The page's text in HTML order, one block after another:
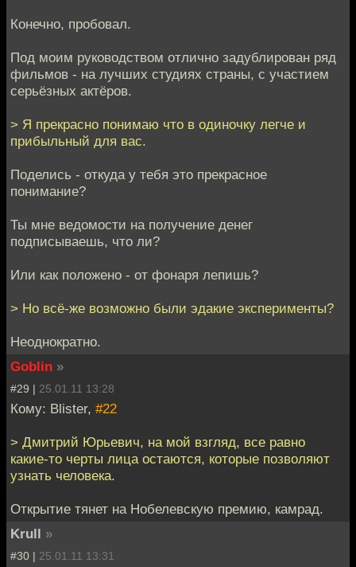
Конечно, пробовал.
Под моим руководством отлично задублирован ряд
фильмов - на лучших студиях страны, с участием
серьёзных актёров.
> Я прекрасно понимаю что в одиночку легче и
прибыльный для вас.
Поделись - откуда у тебя это прекрасное
понимание?
Ты мне ведомости на получение денег
подписываешь, что ли?
Или как положено - от фонаря лепишь?
> Но всё-же возможно были эдакие эксперименты?
Неоднократно.
Goblin »
#29 | 25.01.11 13:28
Кому: Blister, #22
> Дмитрий Юрьевич, на мой взгляд, все равно
какие-то черты лица остаются, которые позволяют
узнать человека.
Открытие тянет на Нобелевскую премию, камрад.
Krull »
#30 | 25.01.11 13:31